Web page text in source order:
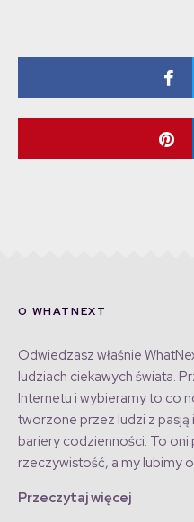
O WHATNEXT
Odwiedzasz właśnie
ludziach ciekawych świata.
Internetu i wybieramy to co
tworzone przez ludzi z
bariery codzienności. To oni
rzeczywistość, a my lubimy
Przeczytaj więcej